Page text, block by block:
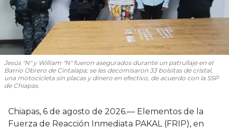
Jesús "N" y William "N" fueron asegurados durante un patrullaje en el
Barrio Obrero de Cintalapa; se les decomisaron 33 bolsitas de cristal,
una motocicleta sin placas y dinero en efectivo, de acuerdo con la SSP
de Chiapas.
Chiapas, 6 de agosto de 2026.— Elementos de la
Fuerza de Reacción Inmediata PAKAL (FRIP), en